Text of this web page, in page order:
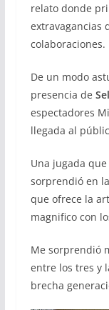
relato donde
extravagancias
colaboraciones.
De un modo
presencia de
espectadores
llegada al
Una jugada
sorprendió en
que ofrece la
magnifico con
Me sorprendió
entre los tres y
brecha